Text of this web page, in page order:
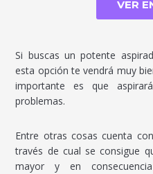
VER
Si buscas un potente
esta opción te vendrá muy
importante es que
problemas.
Entre otras cosas cuenta
través de cual se consigue
mayor y en